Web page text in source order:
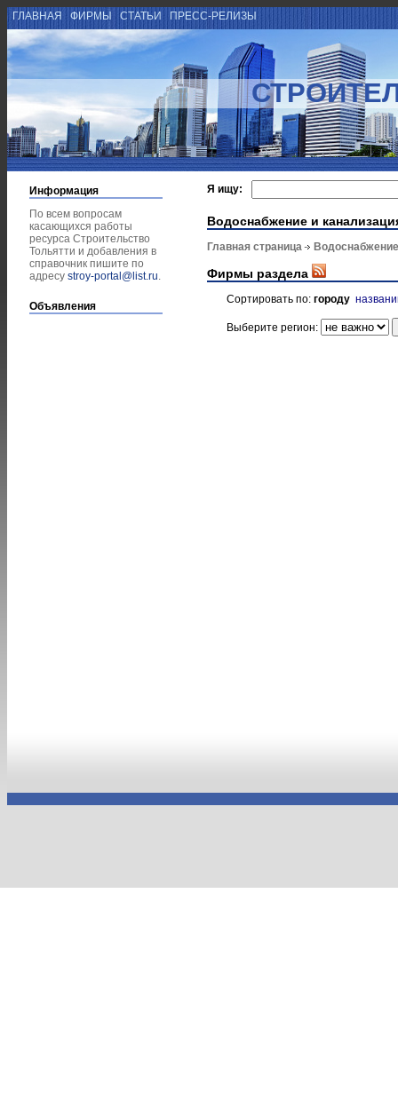
ГЛАВНАЯ ФИРМЫ СТАТЬИ ПРЕСС-РЕЛИЗЫ
Информация
По всем вопросам
касающихся работы
ресурса Строительство
Тольятти и добавления в
справочник пишите по
адресу stroy-portal@list.ru.
Объявления
Я ищу:
Водоснабжение и
Главная страница
Фирмы раздела
Сортировать по: городу
Выберите регион: